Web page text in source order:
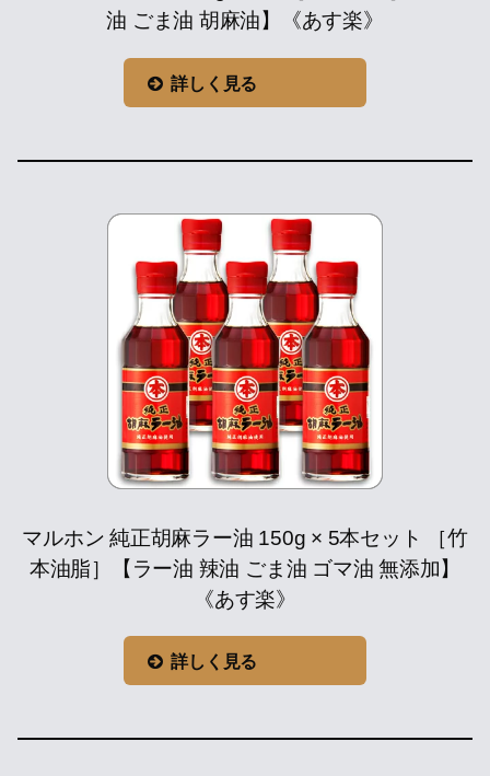
油 ごま油 胡麻油】《あす楽》
詳しく見る
マルホン 純正胡麻ラー油 150g × 5本セット ［竹
本油脂］【ラー油 辣油 ごま油 ゴマ油 無添加】
《あす楽》
詳しく見る